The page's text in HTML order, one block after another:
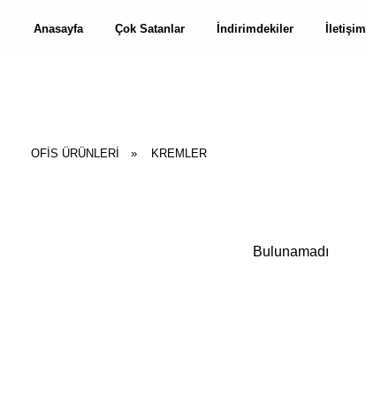
Anasayfa Çok Satanlar İndirimdekiler
OFİS ÜRÜNLERİ » KREMLER
Bulunamadı